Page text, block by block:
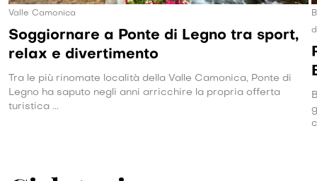
Valle Camonica
Soggiornare a Ponte di Legno tra sport,
relax e divertimento
Tra le più rinomate località della Valle Camonica, Ponte di
Legno ha saputo negli anni arricchire la propria offerta
turistica ...